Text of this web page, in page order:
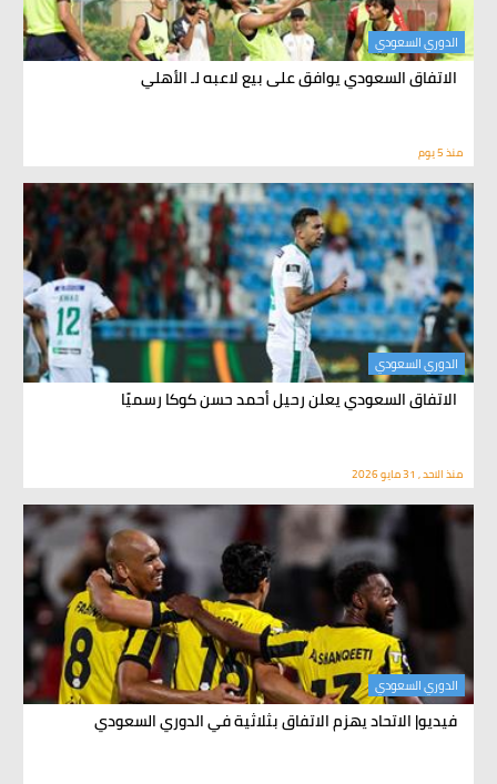
الاتفاق السعودي يوافق على بيع لاعبه لـ الأهلي
الدوري السعودي
منذ 5 يوم
الاتفاق السعودي يعلن رحيل أحمد حسن كوكا رسميًا
الدوري السعودي
منذ الاحد , 31 مايو 2026
فيديو| الاتحاد يهزم الاتفاق بثلاثية في الدوري السعودي
الدوري السعودي